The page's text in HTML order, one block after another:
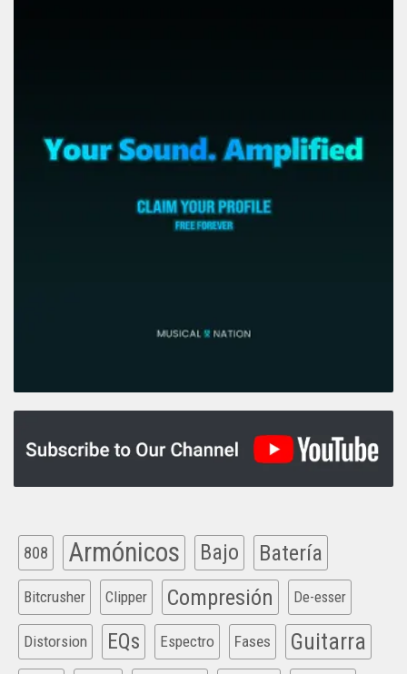
808 Armónicos Bajo Batería
Bitcrusher Clipper Compresión De-esser
Distorsion EQs Espectro Fases Guitarra